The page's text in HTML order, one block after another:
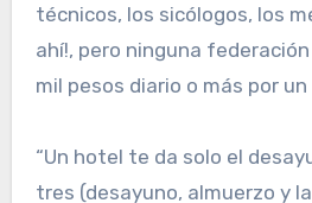
técnicos, los sicólogos, los
ahí!, pe­ro ninguna
mil pesos diario o más por
“Un hotel te da solo el
tres (de­sayuno, almuerzo y